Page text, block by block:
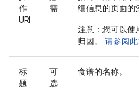
作
URI
需
细信息的页面的
注意：您可以使
归因。 请参阅
标
题
可
选
食谱的名称。